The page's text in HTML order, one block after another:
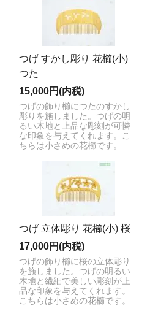
つげ すかし彫り 花櫛(小)
つた
15,000円(内税)
つげの飾り櫛につたのすかし
彫りを施しました。つげの明
るい木地と上品な彫刻が可憐
な印象を与えてくれます。こ
ちらは小さめの花櫛です。
つげ 立体彫り 花櫛(小) 桜
17,000円(内税)
つげの飾り櫛に桜の立体彫り
を施しました。つげの明るい
木地と繊細で美しい彫刻が上
品な印象を与えてくれます。
こちらは小さめの花櫛です。